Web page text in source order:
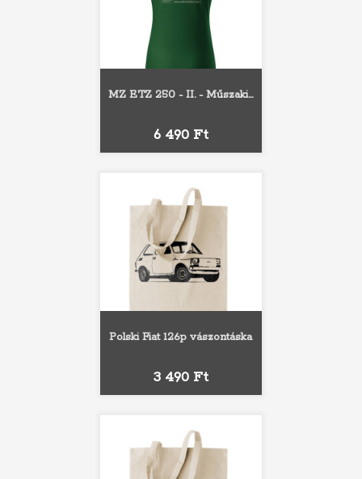
MZ ETZ 250 - II. - Műszaki...
Ár
6 490 Ft
Polski Fiat 126p vászontáska
Ár
3 490 Ft